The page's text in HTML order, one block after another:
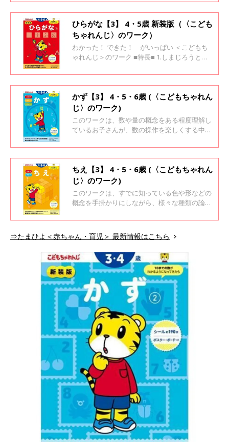
い！」「もっとやりたい！と思えるように、ひ
らがなや数、論理の基礎的な課題から、手ごた
えのある応用的課題までを扱っています。 1ペ
ージ解き終えたら「できたよ！ シール」、1冊
解き終えたら「めいじんの たて」で取り組みを
認めてあげることで、できた！という達成感が
次のやる気につながります。
ひらがな【3】 4・5歳 新装版（〈こども
ちゃれんじ〉のワーク）
わかった！ できた！ がいっぱい ＜こどもち
ゃれんじ＞のワーク ■特長■ 1.しまじろうと一
場面がいっぱい 3.「わかった！」「できた！」
が自信になります
かず【3】 4・5・6歳 (〈こどもちゃれん
じ〉のワーク)
このワークは、数や量の概念をある程度理解し
ているお子さんが、数の操作を楽しくする中
を狙いとしています。また、数量の学びのひと
つとして時計を取り上げ、「正時」と「○時
半」の時計の読み方が楽しく身につくように工
夫されています。 1ページ解き終えたら「でき
たよ！ シール」、1冊解き終えたら「めいじん
の たて」で取り組みを認めてあげることで、で
きた！という達成感が次のやる気につながりま
ちえ【3】 4・5・6歳 (〈こどもちゃれん
じ〉のワーク)
このワークは、すでに知っている色や形などの
概念を手掛かりにしながら、様々な種類の論理
いとしています。 1ページ解き終えたら「でき
たよ！ シール」、1冊解き終えたら「めいじん
の たて」で取り組みを認めてあげることで、で
きた！という達成感が次のやる気につながりま
す。
⇒たまひよ＜赤ちゃん・育児＞ 最新情報はこちら